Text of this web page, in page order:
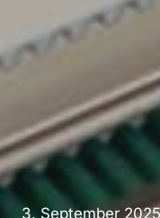
3. September